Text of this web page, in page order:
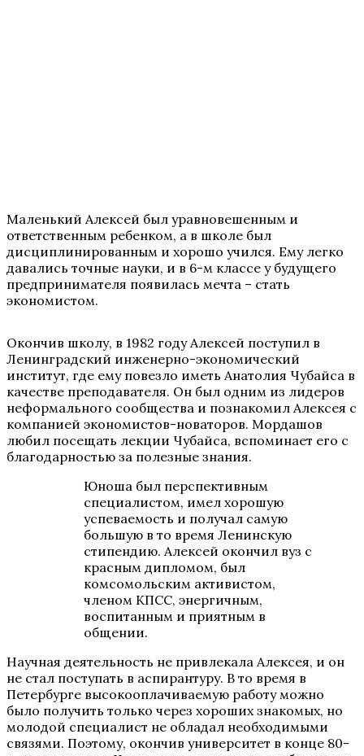
Маленький Алексей был уравновешенным и
ответственным ребенком, а в школе был
дисциплинированным и хорошо учился. Ему легко
давались точные науки, и в 6-м классе у будущего
предпринимателя появилась мечта – стать
экономистом.
Окончив школу, в 1982 году Алексей поступил в
Ленинградский инженерно-экономический
институт, где ему повезло иметь Анатолия Чубайса в
качестве преподавателя. Он был одним из лидеров
неформального сообщества и познакомил Алексея с
компанией экономистов-новаторов. Мордашов
любил посещать лекции Чубайса, вспоминает его с
благодарностью за полезные знания.
Юноша был перспективным
специалистом, имел хорошую
успеваемость и получал самую
большую в то время Ленинскую
стипендию. Алексей окончил вуз с
красным дипломом, был
комсомольским активистом,
членом КПСС, энергичным,
воспитанным и приятным в
общении.
Научная деятельность не привлекала Алексея, и он
не стал поступать в аспирантуру. В то время в
Петербурге высокооплачиваемую работу можно
было получить только через хороших знакомых, но
молодой специалист не обладал необходимыми
связями. Поэтому, окончив университет в конце 80-